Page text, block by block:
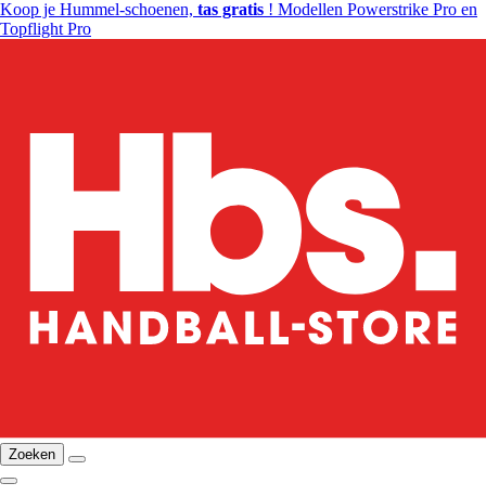
Koop je Hummel-schoenen, tas gratis ! Modellen Powerstrike Pro en
Topflight Pro
Zoeken